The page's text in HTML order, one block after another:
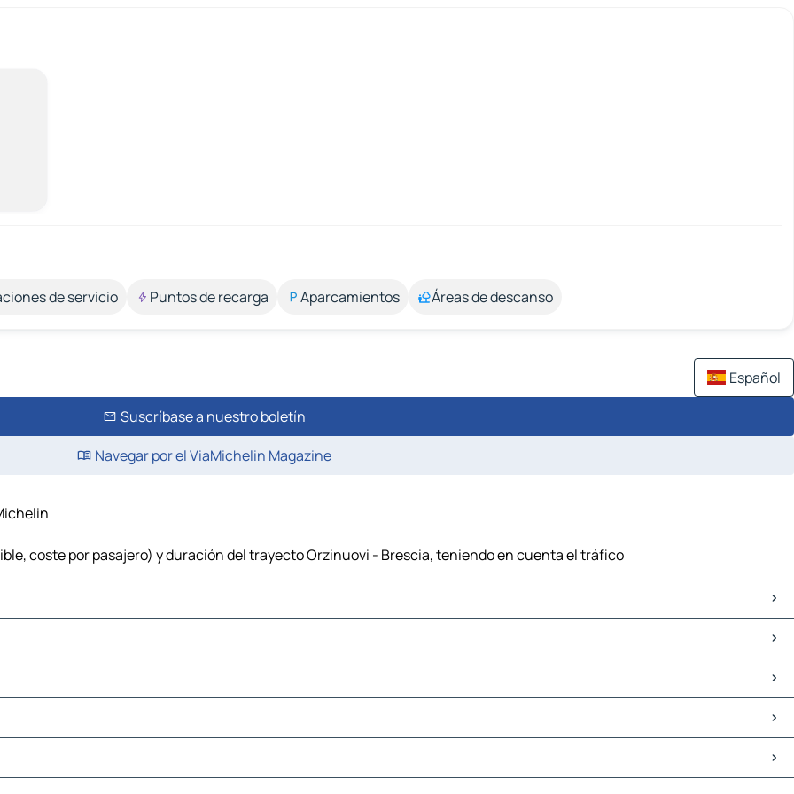
de servicio Puntos de recarga Aparcamientos Áreas de descanso
Español
Suscríbase a nuestro boletín
Navegar por el ViaMichelin Magazine
coste por pasajero) y duración del trayecto Orzinuovi - Brescia, teniendo en cuenta el tráfico